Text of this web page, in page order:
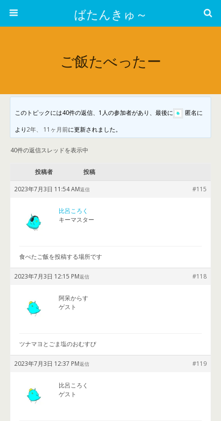
ばたんきゅ～
ご飯たべったー
このトピックには40件の返信、1人の参加者があり、最後に 匿名に
より2年、 11ヶ月前に更新されました。
40件の返信スレッドを表示中
投稿者 投稿
2023年7月3日 11:54 AM #115
返信
比呂ころく
キーマスター
食べたご飯を投稿する場所です
2023年7月3日 12:15 PM #118
返信
阿呆からす
ゲスト
ツナマヨとごま塩のおむすび
2023年7月3日 12:37 PM #119
返信
比呂ころく
ゲスト